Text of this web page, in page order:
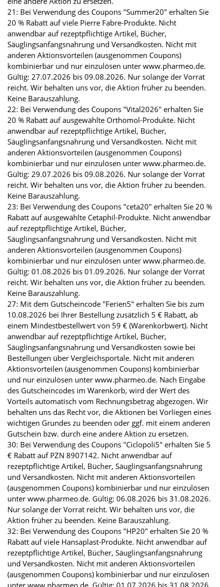
21: Bei Verwendung des Coupons "Summer20" erhalten Sie
20 % Rabatt auf viele Pierre Fabre-Produkte. Nicht
anwendbar auf rezeptpflichtige Artikel, Bücher,
Säuglingsanfangsnahrung und Versandkosten. Nicht mit
anderen Aktionsvorteilen (ausgenommen Coupons)
kombinierbar und nur einzulösen unter www.pharmeo.de.
Gültig: 27.07.2026 bis 09.08.2026. Nur solange der Vorrat
reicht. Wir behalten uns vor, die Aktion früher zu beenden.
Keine Barauszahlung.
22: Bei Verwendung des Coupons "Vital2026" erhalten Sie
20 % Rabatt auf ausgewählte Orthomol-Produkte. Nicht
anwendbar auf rezeptpflichtige Artikel, Bücher,
Säuglingsanfangsnahrung und Versandkosten. Nicht mit
anderen Aktionsvorteilen (ausgenommen Coupons)
kombinierbar und nur einzulösen unter www.pharmeo.de.
Gültig: 29.07.2026 bis 09.08.2026. Nur solange der Vorrat
reicht. Wir behalten uns vor, die Aktion früher zu beenden.
Keine Barauszahlung.
23: Bei Verwendung des Coupons "ceta20" erhalten Sie 20 %
Rabatt auf ausgewählte Cetaphil-Produkte. Nicht anwendbar
auf rezeptpflichtige Artikel, Bücher,
Säuglingsanfangsnahrung und Versandkosten. Nicht mit
anderen Aktionsvorteilen (ausgenommen Coupons)
kombinierbar und nur einzulösen unter www.pharmeo.de.
Gültig: 01.08.2026 bis 01.09.2026. Nur solange der Vorrat
reicht. Wir behalten uns vor, die Aktion früher zu beenden.
Keine Barauszahlung.
27: Mit dem Gutscheincode "Ferien5" erhalten Sie bis zum
10.08.2026 bei Ihrer Bestellung zusätzlich 5 € Rabatt, ab
einem Mindestbestellwert von 59 € (Warenkorbwert). Nicht
anwendbar auf rezeptpflichtige Artikel, Bücher,
Säuglingsanfangsnahrung und Versandkosten sowie bei
Bestellungen über Vergleichsportale. Nicht mit anderen
Aktionsvorteilen (ausgenommen Coupons) kombinierbar
und nur einzulösen unter www.pharmeo.de. Nach Eingabe
des Gutscheincodes im Warenkorb, wird der Wert des
Vorteils automatisch vom Rechnungsbetrag abgezogen. Wir
behalten uns das Recht vor, die Aktionen bei Vorliegen eines
wichtigen Grundes zu beenden oder ggf. mit einem anderen
Gutschein bzw. durch eine andere Aktion zu ersetzen.
30: Bei Verwendung des Coupons "Ciclopoli5" erhalten Sie 5
€ Rabatt auf PZN 8907142. Nicht anwendbar auf
rezeptpflichtige Artikel, Bücher, Säuglingsanfangsnahrung
und Versandkosten. Nicht mit anderen Aktionsvorteilen
(ausgenommen Coupons) kombinierbar und nur einzulösen
unter www.pharmeo.de. Gültig: 06.08.2026 bis 31.08.2026.
Nur solange der Vorrat reicht. Wir behalten uns vor, die
Aktion früher zu beenden. Keine Barauszahlung.
32: Bei Verwendung des Coupons "HP20" erhalten Sie 20 %
Rabatt auf viele Hansaplast-Produkte. Nicht anwendbar auf
rezeptpflichtige Artikel, Bücher, Säuglingsanfangsnahrung
und Versandkosten. Nicht mit anderen Aktionsvorteilen
(ausgenommen Coupons) kombinierbar und nur einzulösen